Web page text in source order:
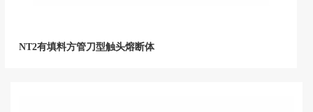
NT2有填料方管刀型触头熔断体